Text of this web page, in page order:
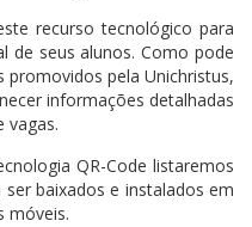
recurso tecnológico para
de seus alunos. Como pode
pela Unichristus,
informações detalhadas
vagas.
QR-Code listaremos
baixados e instalados em
móveis.